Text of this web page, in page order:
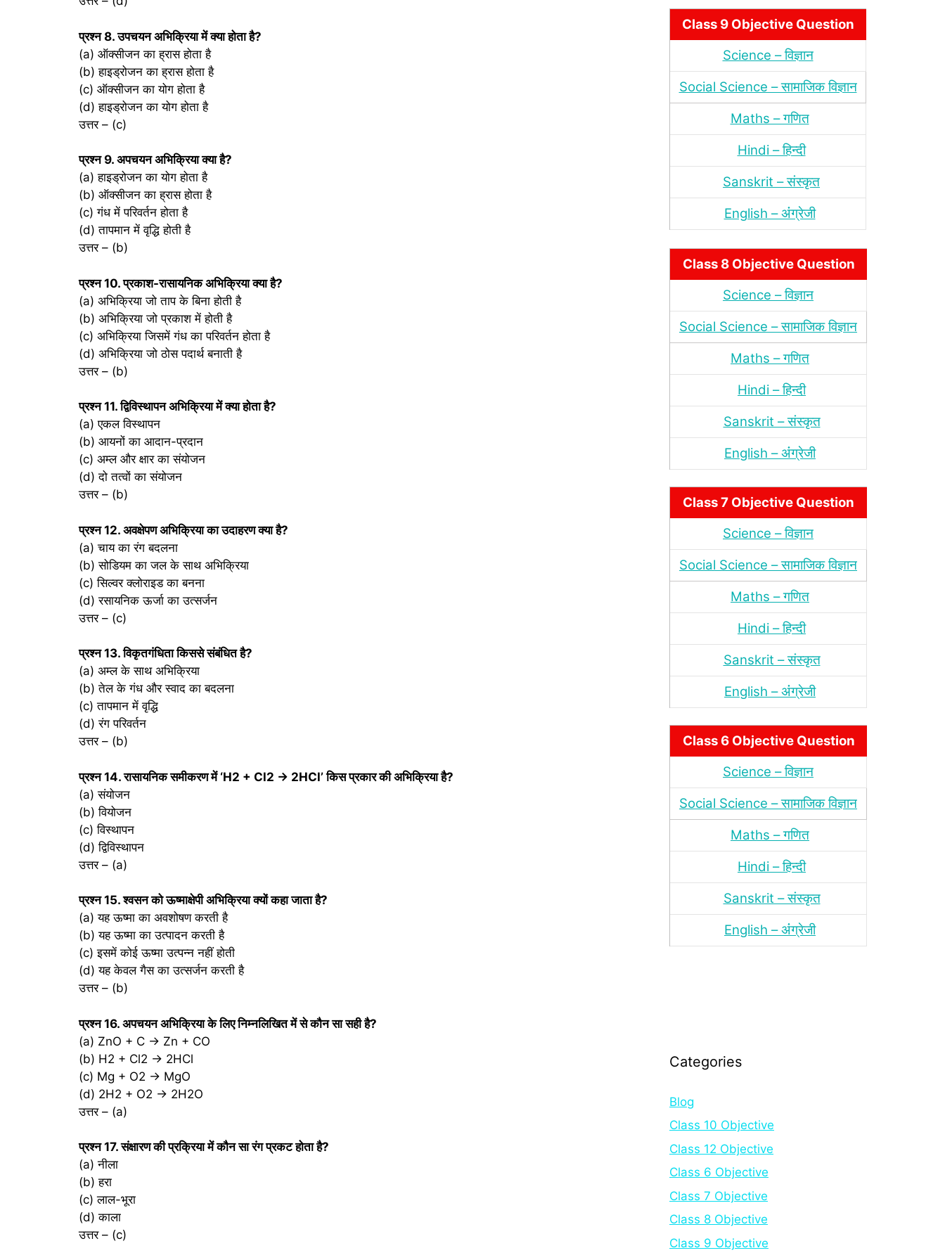
प्रश्‍न 8. उपचयन अभिक्रिया में क्या होता है?
(a) ऑक्सीजन का ह्रास होता है
(b) हाइड्रोजन का ह्रास होता है
(c) ऑक्सीजन का योग होता है
(d) हाइड्रोजन का योग होता है
उत्तर – (c)
प्रश्‍न 9. अपचयन अभिक्रिया क्या है?
(a) हाइड्रोजन का योग होता है
(b) ऑक्सीजन का ह्रास होता है
(c) गंध में परिवर्तन होता है
(d) तापमान में वृद्धि होती है
उत्तर – (b)
प्रश्‍न 10. प्रकाश-रासायनिक अभिक्रिया क्या है?
(a) अभिक्रिया जो ताप के बिना होती है
(b) अभिक्रिया जो प्रकाश में होती है
(c) अभिक्रिया जिसमें गंध का परिवर्तन होता है
(d) अभिक्रिया जो ठोस पदार्थ बनाती है
उत्तर – (b)
प्रश्‍न 11. द्विविस्थापन अभिक्रिया में क्या होता है?
(a) एकल विस्थापन
(b) आयनों का आदान-प्रदान
(c) अम्ल और क्षार का संयोजन
(d) दो तत्वों का संयोजन
उत्तर – (b)
प्रश्‍न 12. अवक्षेपण अभिक्रिया का उदाहरण क्या है?
(a) चाय का रंग बदलना
(b) सोडियम का जल के साथ अभिक्रिया
(c) सिल्वर क्लोराइड का बनना
(d) रसायनिक ऊर्जा का उत्सर्जन
उत्तर – (c)
प्रश्‍न 13. विकृतगंधिता किससे संबंधित है?
(a) अम्ल के साथ अभिक्रिया
(b) तेल के गंध और स्वाद का बदलना
(c) तापमान में वृद्धि
(d) रंग परिवर्तन
उत्तर – (b)
प्रश्‍न 14. रासायनिक समीकरण में ‘H2 + Cl2 → 2HCl’ किस प्रकार की अभिक्रिया है?
(a) संयोजन
(b) वियोजन
(c) विस्थापन
(d) द्विविस्थापन
उत्तर – (a)
प्रश्‍न 15. श्वसन को ऊष्माक्षेपी अभिक्रिया क्यों कहा जाता है?
(a) यह ऊष्मा का अवशोषण करती है
(b) यह ऊष्मा का उत्पादन करती है
(c) इसमें कोई ऊष्मा उत्पन्न नहीं होती
(d) यह केवल गैस का उत्सर्जन करती है
उत्तर – (b)
प्रश्‍न 16. अपचयन अभिक्रिया के लिए निम्नलिखित में से कौन सा सही है?
(a) ZnO + C → Zn + CO
(b) H2 + Cl2 → 2HCl
(c) Mg + O2 → MgO
(d) 2H2 + O2 → 2H2O
उत्तर – (a)
प्रश्‍न 17. संक्षारण की प्रक्रिया में कौन सा रंग प्रकट होता है?
(a) नीला
(b) हरा
(c) लाल-भूरा
(d) काला
उत्तर – (c)
Class 9 Objective Question
Science – विज्ञान
Social Science – सामाजिक विज्ञान
Maths – गणित
Hindi – हिन्‍दी
Sanskrit – संस्‍कृत
English – अंंग्रेजी
Class 8 Objective Question
Science – विज्ञान
Social Science – सामाजिक विज्ञान
Maths – गणित
Hindi – हिन्‍दी
Sanskrit – संस्‍कृत
English – अंंग्रेजी
Class 7 Objective Question
Science – विज्ञान
Social Science – सामाजिक विज्ञान
Maths – गणित
Hindi – हिन्‍दी
Sanskrit – संस्‍कृत
English – अंंग्रेजी
Class 6 Objective Question
Science – विज्ञान
Social Science – सामाजिक विज्ञान
Maths – गणित
Hindi – हिन्‍दी
Sanskrit – संस्‍कृत
English – अंंग्रेजी
Categories
Blog
Class 10 Objective
Class 12 Objective
Class 6 Objective
Class 7 Objective
Class 8 Objective
Class 9 Objective